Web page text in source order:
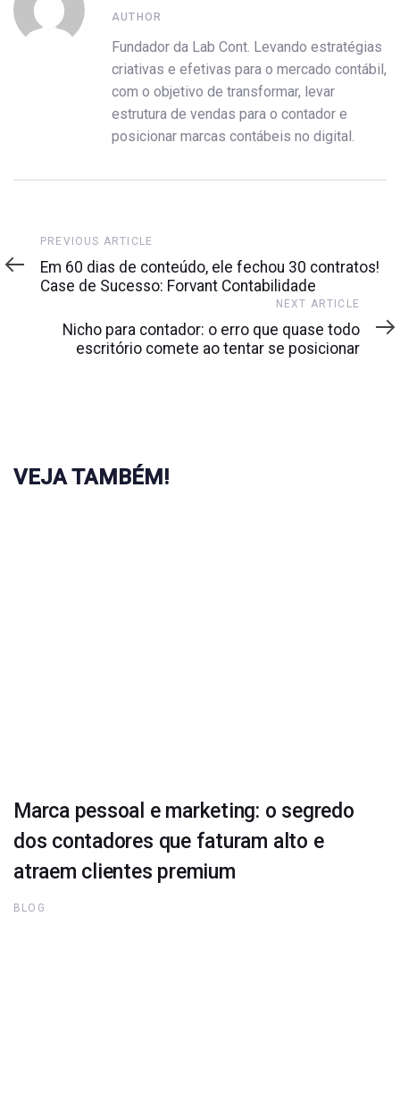
AUTHOR
Fundador da Lab Cont. Levando estratégias
criativas e efetivas para o mercado contábil,
com o objetivo de transformar, levar
estrutura de vendas para o contador e
posicionar marcas contábeis no digital.
Previous
Article
PREVIOUS ARTICLE
Em 60 dias de conteúdo, ele fechou 30 contratos!
Case de Sucesso: Forvant Contabilidade
NEXT ARTICLE
Nicho para contador: o erro que quase todo
escritório comete ao tentar se posicionar
VEJA TAMBÉM!
Marca pessoal e marketing: o segredo
dos contadores que faturam alto e
atraem clientes premium
BLOG